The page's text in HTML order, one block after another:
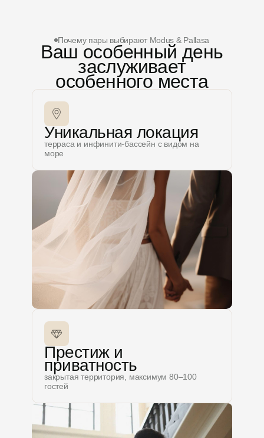
Почему пары выбирают Modus & Pallasa
Ваш особенный день
заслуживает
особенного места
Уникальная локация
терраса и инфинити-бассейн с видом на
море
Престиж и
приватность
закрытая территория, максимум 80–100
гостей